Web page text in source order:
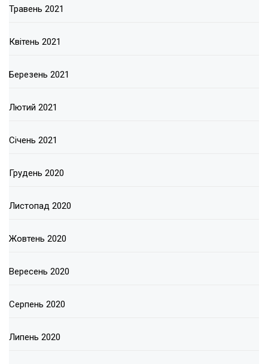
Травень 2021
Квітень 2021
Березень 2021
Лютий 2021
Січень 2021
Грудень 2020
Листопад 2020
Жовтень 2020
Вересень 2020
Серпень 2020
Липень 2020